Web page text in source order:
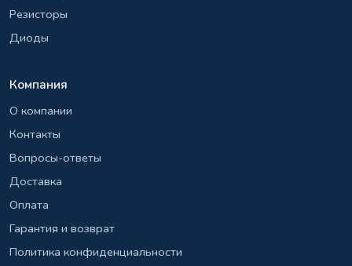
Резисторы
Диоды
Компания
О компании
Контакты
Вопросы-ответы
Доставка
Оплата
Гарантия и возврат
Политика конфиденциальности